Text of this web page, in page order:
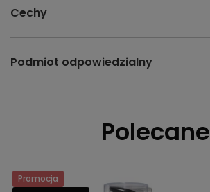
Cechy
Podmiot odpowiedzialny
Polecane
Promocja